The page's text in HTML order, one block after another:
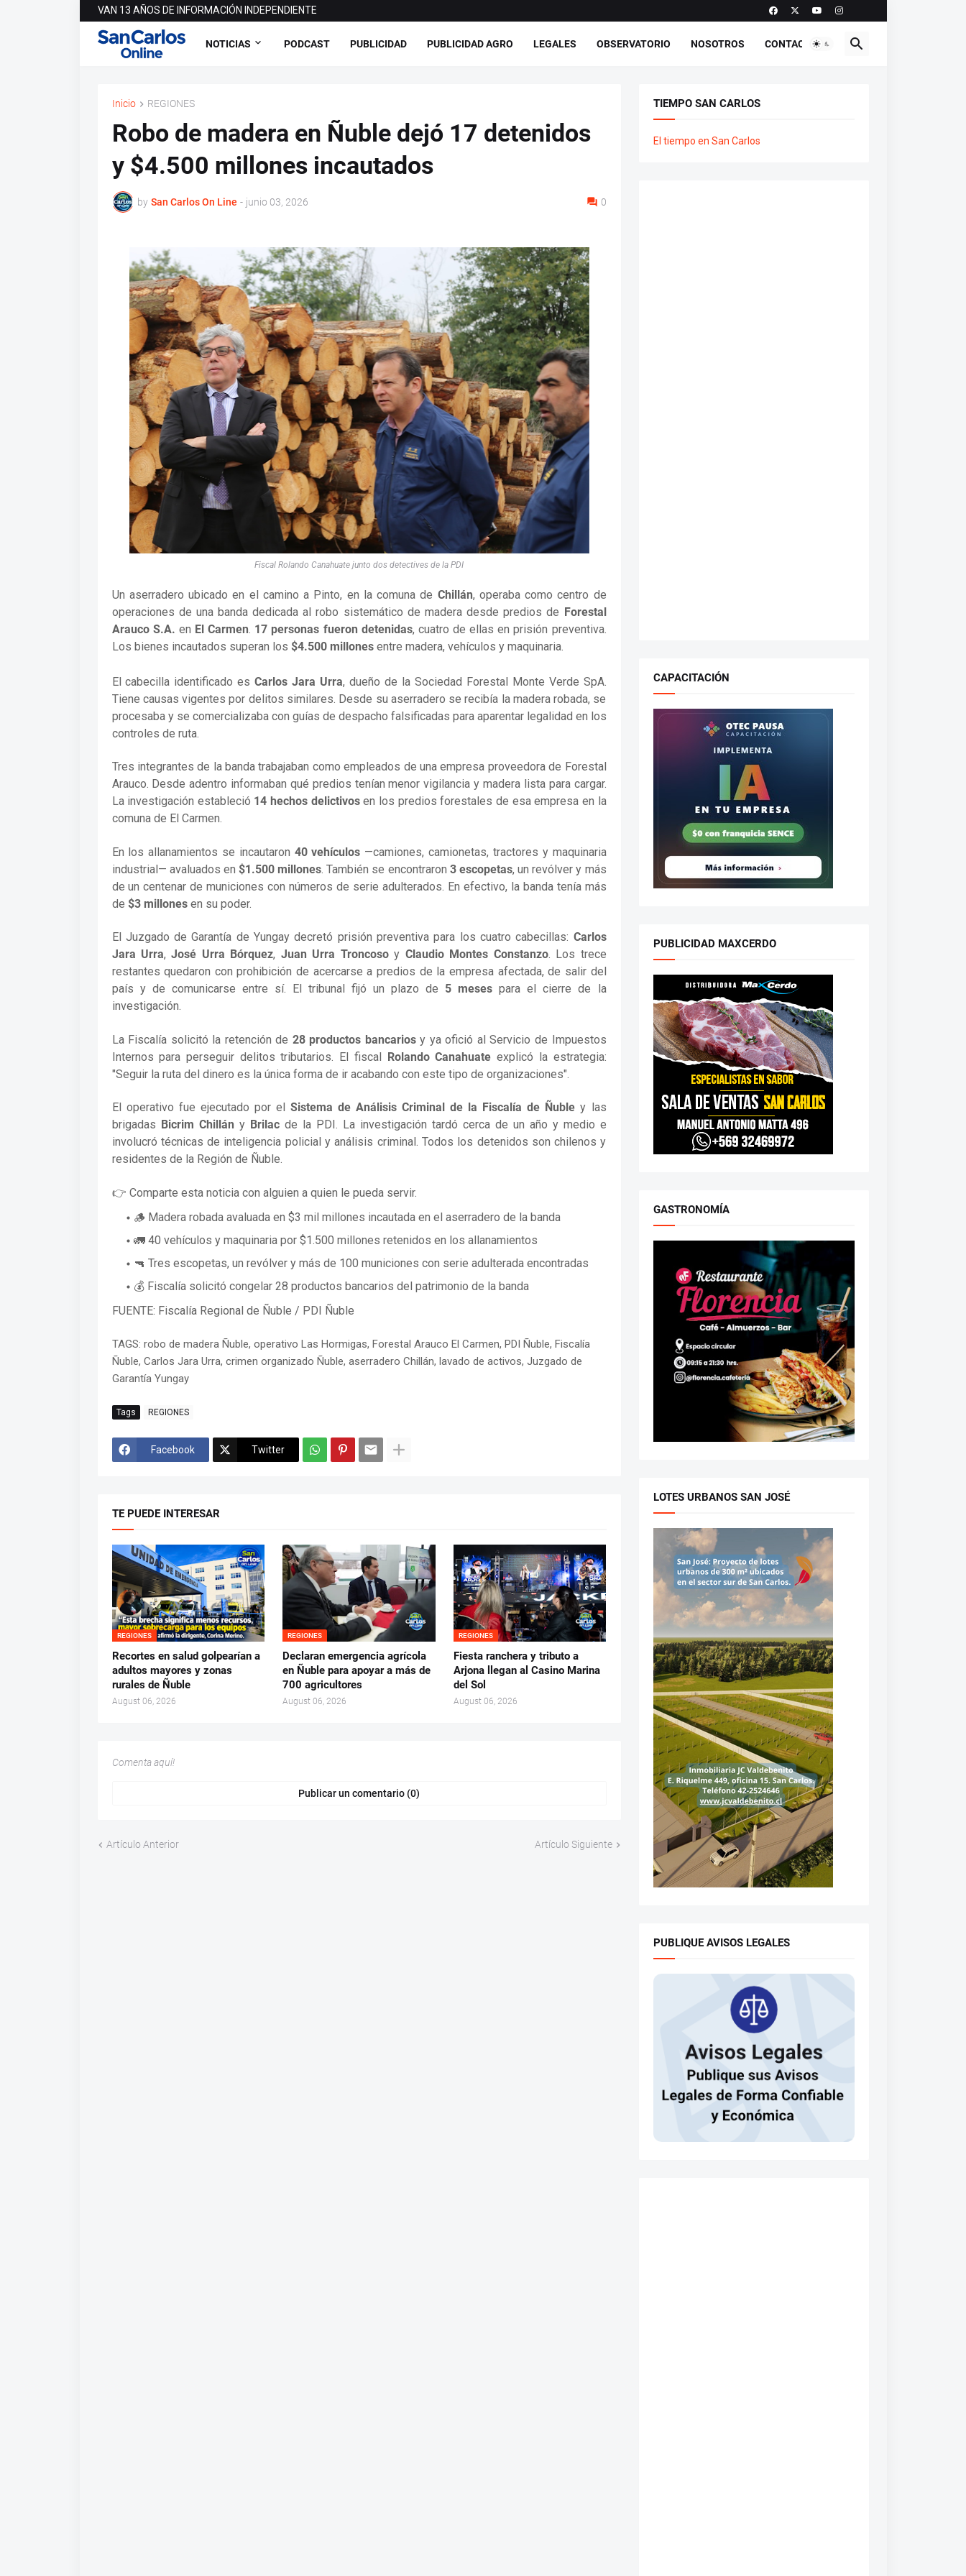
VAN 13 AÑOS DE INFORMACIÓN INDEPENDIENTE
NOTICIAS PODCAST PUBLICIDAD PUBLICIDAD AGRO LEGALES OBSERVATORIO NOSOTROS CONTACTO
Inicio REGIONES
Robo de madera en Ñuble dejó 17 detenidos
y $4.500 millones incautados
by San Carlos On Line - junio 03, 2026 0
Fiscal Rolando Canahuate junto dos detectives de la PDI
Un aserradero ubicado en el camino a Pinto, en la comuna de Chillán, operaba como centro de
operaciones de una banda dedicada al robo sistemático de madera desde predios de Forestal
Arauco S.A. en El Carmen 17 personas fueron detenidas, cuatro de ellas en prisión preventiva.
Los bienes incautados superan los $4.500 millonesentre madera, vehículos y maquinaria.
El cabecilla identificado esCarlos Jara Urra, dueño de la Sociedad Forestal Monte Verde SpA.
Tiene causas vigentes por delitos similares. Desde su aserradero se recibía la madera robada, se
procesaba y se comercializaba con guías de despacho falsificadas para aparentar legalidad en los
controles de ruta.
Tres integrantes de la banda trabajaban como empleados de una empresa proveedora de Forestal
Arauco. Desde adentro informaban qué predios tenían menor vigilancia y madera lista para cargar.
La investigación estableció 14 hechos delictivosen los predios forestales de esa empresa en la
comuna de El Carmen.
En los allanamientos se incautaron 40 vehículos —camiones, camionetas, tractores y maquinaria
industrial— avaluados en $1.500 millones . También se encontraron 3 escopetas, un revólver y más
de un centenar de municiones con números de serie adulterados. En efectivo, la banda tenía más
de $3 millonesen su poder.
El Juzgado de Garantía de Yungay decretó prisión preventiva para los cuatro cabecillas: Carlos
Jara Urra,José Urra Bórquez, Juan Urra Troncosoy Claudio Montes Constanzo. Los trece
restantes quedaron con prohibición de acercarse a predios de la empresa afectada, de salir del
país y de comunicarse entre sí. El tribunal fijó un plazo de 5 meses para el cierre de la
investigación.
La Fiscalía solicitó la retención de 28 productos bancariosy ya ofició al Servicio de Impuestos
Internos para perseguir delitos tributarios. El fiscal Rolando Canahuate explicó la estrategia:
"Seguir la ruta del dinero es la única forma de ir acabando con este tipo de organizaciones".
El operativo fue ejecutado por el Sistema de Análisis Criminal de la Fiscalía de Ñuble y las
brigadas Bicrim Chillán y Brilacde la PDI. La investigación tardó cerca de un año y medio e
involucró técnicas de inteligencia policial y análisis criminal. Todos los detenidos son chilenos y
residentes de la Región de Ñuble.
👉 Comparte esta noticia con alguien a quien le pueda servir.
🪵 Madera robada avaluada en $3 mil millones incautada en el aserradero de la banda
🚛 40 vehículos y maquinaria por $1.500 millones retenidos en los allanamientos
🔫 Tres escopetas, un revólver y más de 100 municiones con serie adulterada encontradas
💰 Fiscalía solicitó congelar 28 productos bancarios del patrimonio de la banda
FUENTE: Fiscalía Regional de Ñuble / PDI Ñuble
TAGS: robo de madera Ñuble, operativo Las Hormigas, Forestal Arauco El Carmen, PDI Ñuble, Fiscalía
Ñuble, Carlos Jara Urra, crimen organizado Ñuble, aserradero Chillán, lavado de activos, Juzgado de
Garantía Yungay
Tags REGIONES
Facebook Twitter
TE PUEDE INTERESAR
REGIONES
Recortes en salud golpearían a
adultos mayores y zonas
rurales de Ñuble
August 06, 2026
REGIONES
Declaran emergencia agrícola
en Ñuble para apoyar a más de
700 agricultores
August 06, 2026
REGIONES
Fiesta ranchera y tributo a
Arjona llegan al Casino Marina
del Sol
August 06, 2026
Comenta aquí!
Publicar un comentario (0)
Artículo Anterior Artículo Siguiente
TIEMPO SAN CARLOS
El tiempo en San Carlos
CAPACITACIÓN
PUBLICIDAD MAXCERDO
GASTRONOMÍA
LOTES URBANOS SAN JOSÉ
PUBLIQUE AVISOS LEGALES